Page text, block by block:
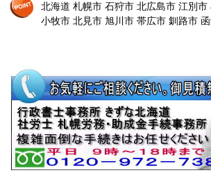
北海道 札幌市 石狩市 北広島市 江別
小牧市 北見市 旭川市 帯広市 釧路市